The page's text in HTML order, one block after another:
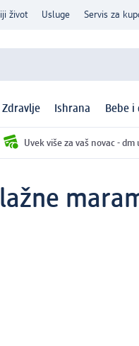
život Usluge Servis za
Zdravlje Ishrana Bebe i
Uvek više za vaš novac -